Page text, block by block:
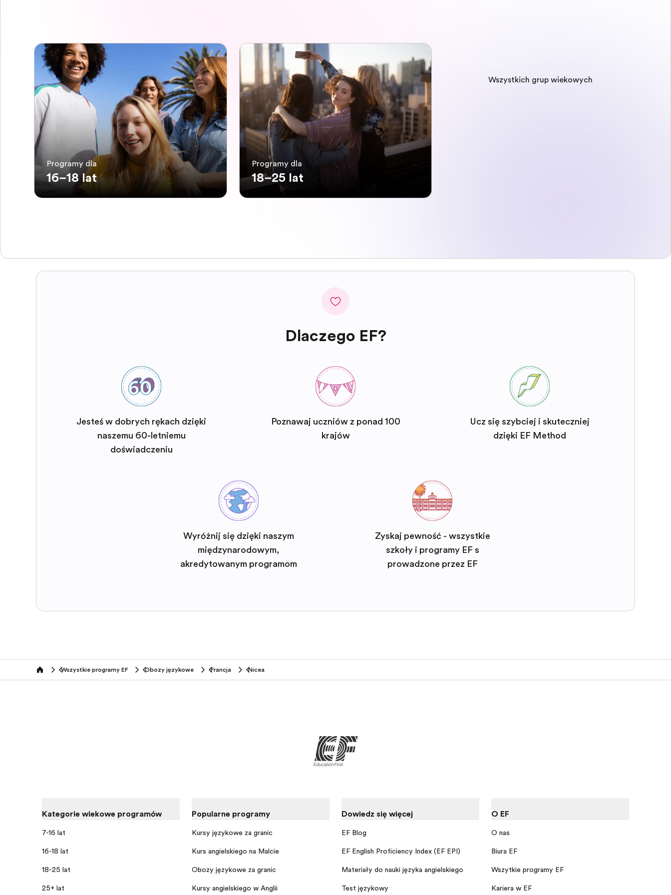
Programy dla
16–18 lat
Programy dla
18–25 lat
Wszystkich grup wiekowych
Dlaczego EF?
Jesteś w dobrych rękach dzięki
naszemu 60-letniemu
doświadczeniu
Poznawaj uczniów z ponad 100
krajów
Ucz się szybciej i skuteczniej
dzięki EF Method
Wyróżnij się dzięki naszym
międzynarodowym,
akredytowanym programom
Zyskaj pewność - wszystkie
szkoły i programy EF są
prowadzone przez EF
home Wszystkie programy EF Obozy językowe Francja Nicea
Kategorie wiekowe programów
7-16 lat
16-18 lat
18-25 lat
25+ lat
Popularne programy
Kursy językowe za granicą
Kurs angielskiego na Malcie
Obozy językowe za granicą
Kursy angielskiego w Anglii
Dowiedz się więcej
EF Blog
EF English Proficiency Index (EF EPI)
Materiały do nauki języka angielskiego
Test językowy
O EF
O nas
Biura EF
Wszytkie programy EF
Kariera w EF